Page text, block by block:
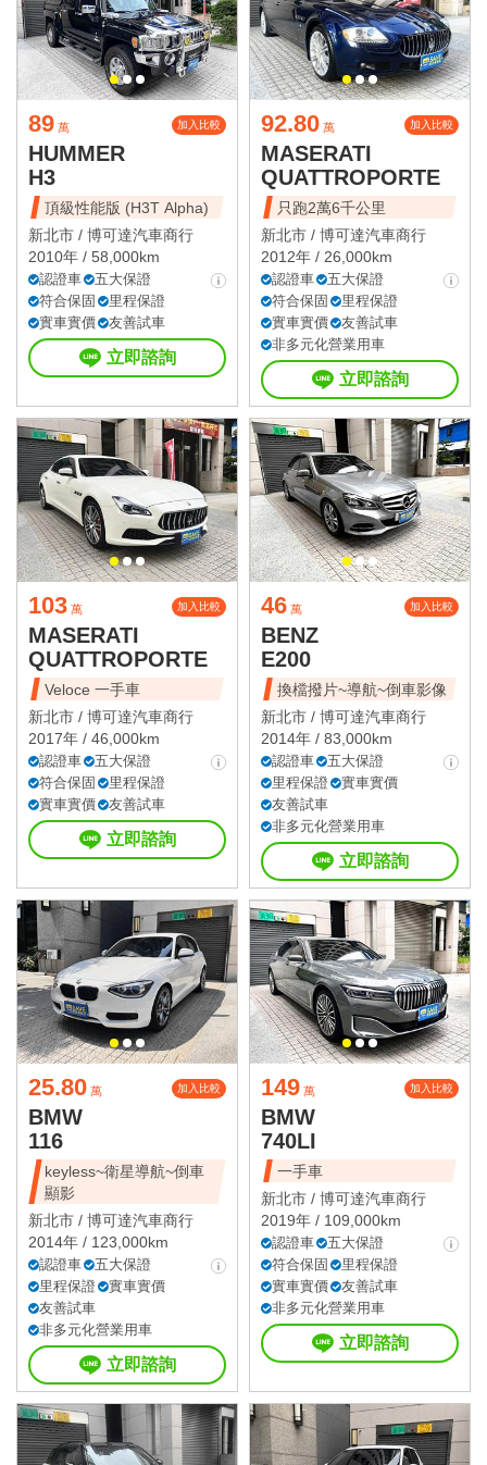
89 萬 加入比較
HUMMER
H3
頂級性能版 (H3T Alpha)
新北市 / 博可達汽車商行
2010年 / 58,000km
認證車
五大保證
符合保固
里程保證
實車實價
友善試車
立即諮詢
92.80 萬 加入比較
MASERATI
QUATTROPORTE
只跑2萬6千公里
新北市 / 博可達汽車商行
2012年 / 26,000km
認證車
五大保證
符合保固
里程保證
實車實價
友善試車
非多元化營業用車
立即諮詢
103 萬 加入比較
MASERATI
QUATTROPORTE
Veloce 一手車
新北市 / 博可達汽車商行
2017年 / 46,000km
認證車
五大保證
符合保固
里程保證
實車實價
友善試車
立即諮詢
46 萬 加入比較
BENZ
E200
換檔撥片~導航~倒車影像
新北市 / 博可達汽車商行
2014年 / 83,000km
認證車
五大保證
里程保證
實車實價
友善試車
非多元化營業用車
立即諮詢
25.80 萬 加入比較
BMW
116
keyless~衛星導航~倒車
顯影
新北市 / 博可達汽車商行
2014年 / 123,000km
認證車
五大保證
里程保證
實車實價
友善試車
非多元化營業用車
立即諮詢
149 萬 加入比較
BMW
740LI
一手車
新北市 / 博可達汽車商行
2019年 / 109,000km
認證車
五大保證
符合保固
里程保證
實車實價
友善試車
非多元化營業用車
立即諮詢